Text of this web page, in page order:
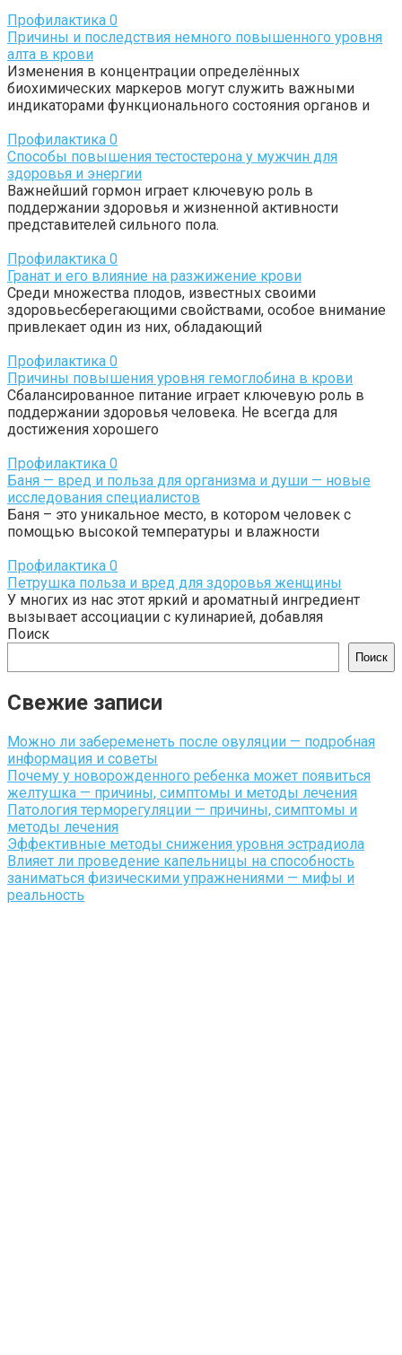
Профилактика 0
Причины и последствия немного повышенного уровня
алта в крови
Изменения в концентрации определённых
биохимических маркеров могут служить важными
индикаторами функционального состояния органов и
Профилактика 0
Способы повышения тестостерона у мужчин для
здоровья и энергии
Важнейший гормон играет ключевую роль в
поддержании здоровья и жизненной активности
представителей сильного пола.
Профилактика 0
Гранат и его влияние на разжижение крови
Среди множества плодов, известных своими
здоровьесберегающими свойствами, особое внимание
привлекает один из них, обладающий
Профилактика 0
Причины повышения уровня гемоглобина в крови
Сбалансированное питание играет ключевую роль в
поддержании здоровья человека. Не всегда для
достижения хорошего
Профилактика 0
Баня — вред и польза для организма и души — новые
исследования специалистов
Баня – это уникальное место, в котором человек с
помощью высокой температуры и влажности
Профилактика 0
Петрушка польза и вред для здоровья женщины
У многих из нас этот яркий и ароматный ингредиент
вызывает ассоциации с кулинарией, добавляя
Поиск
Поиск
Свежие записи
Можно ли забеременеть после овуляции — подробная
информация и советы
Почему у новорожденного ребенка может появиться
желтушка — причины, симптомы и методы лечения
Патология терморегуляции — причины, симптомы и
методы лечения
Эффективные методы снижения уровня эстрадиола
Влияет ли проведение капельницы на способность
заниматься физическими упражнениями — мифы и
реальность